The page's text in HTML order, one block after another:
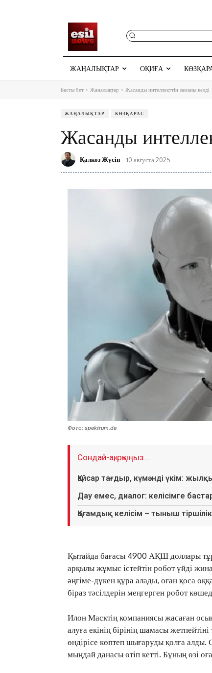
ЖАҢАЛЫҚТАР ОҚИҒА
Басты бет Жаңалықтар Жасанды интеллекттің заманы келді
ЖАҢАЛЫҚТАР КӨЗҚАРАС
Жасанды
Қалкөз Жүсіп 10 августа 2025
Фото: spektrum.de
Сондай-ақ, оқыңыз...
Қайсар тағдыр, күмәнді үкім:
Дау емес, диалог: келісімге
Қоғамдық келісім – тыныш
Қытайда бағасы 4900 АҚШ доллары
арқылы жұмыс істейтін робот үйді
әңгіме-дүкен құра алады, оған қоса
біраз тәсілдерін меңгерген робот
Илон Масктің компаниясы жасаған
алуға екінің бірінің шамасы
өндірісе көптеп шығаруды қолға
мыңдай данасы өтіп кетті. Бұның өзі